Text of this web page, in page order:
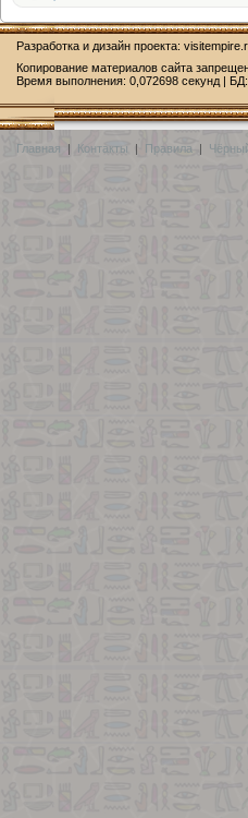
Разработка и дизайн проекта:
Копирование материалов сайта
Время выполнения: 0,072698 секунд | БД:
Главная | Контакты | Правила |